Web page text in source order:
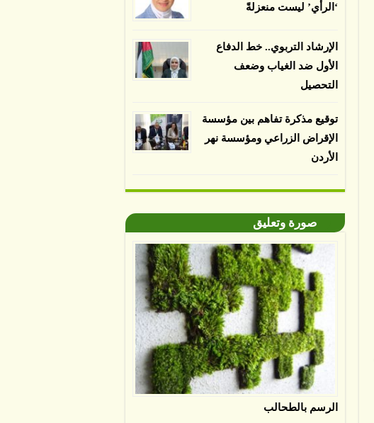
‘الرأي’ ليست منعزلةً
الإرشاد التربوي.. خط الدفاع
الأول ضد الغياب وضعف
التحصيل
توقيع مذكرة تفاهم بين مؤسسة
الإقراض الزراعي ومؤسسة نهر
الأردن
صورة وتعليق
الرسم بالطحالب